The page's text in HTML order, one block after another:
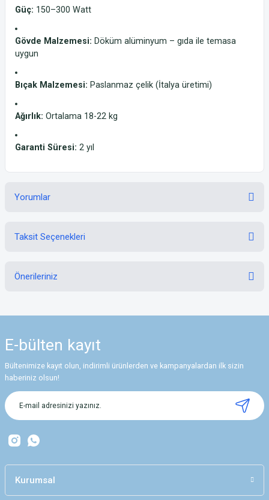
Güç: 150–300 Watt
Gövde Malzemesi: Döküm alüminyum – gıda ile temasa
uygun
Bıçak Malzemesi: Paslanmaz çelik (İtalya üretimi)
Ağırlık: Ortalama 18-22 kg
Garanti Süresi: 2 yıl
Yorumlar
Taksit Seçenekleri
Önerileriniz
Görüş ve önerileriniz için teşekkür ederiz.
Ürün resmi kalitesiz, bozuk veya görüntülenemiyor.
Ürün açıklamasında eksik bilgiler bulunuyor.
Ürün bilgilerinde hatalar bulunuyor.
Bu ürüne benzer farklı alternatifler olmalı.
E-bülten kayıt
Bültenimize kayıt olun, indirimli ürünlerden ve kampanyalardan ilk sizin
haberiniz olsun!
Kurumsal